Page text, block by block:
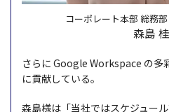
さらに Google Workspace の多
に貢献している。
森島様は「当社ではスケジュール
コーポレート本部 総務
森島 桂